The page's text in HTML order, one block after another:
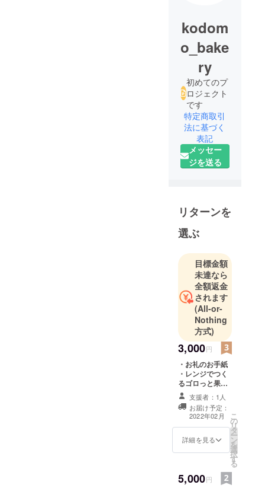
kodom
o_bake
ry
初めてのプ
ロジェクト
です
特定商取引
法に基づく
表記
メッセー
ジを送る
リターンを
選ぶ
目標金額
未達なら
全額返金
されます
(All-or-
Nothing
方式)
3,000円
・お礼のお手紙
・レンジでつく
るゴロっと果実
のホットジャム
の新フレー
バー 3個セット
支援者：1人
お届け予定：
2022年02月
詳細を見る
こ
の
リ
タ
ー
ン
を
選
択
す
る
5,000円